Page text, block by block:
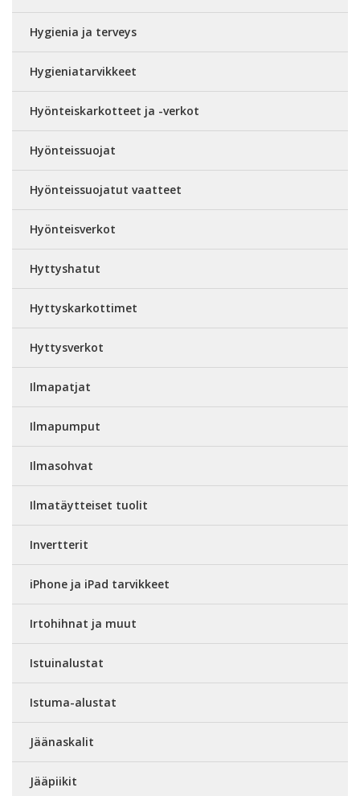
Hygienia ja terveys
Hygieniatarvikkeet
Hyönteiskarkotteet ja -verkot
Hyönteissuojat
Hyönteissuojatut vaatteet
Hyönteisverkot
Hyttyshatut
Hyttyskarkottimet
Hyttysverkot
Ilmapatjat
Ilmapumput
Ilmasohvat
Ilmatäytteiset tuolit
Invertterit
iPhone ja iPad tarvikkeet
Irtohihnat ja muut
Istuinalustat
Istuma-alustat
Jäänaskalit
Jääpiikit